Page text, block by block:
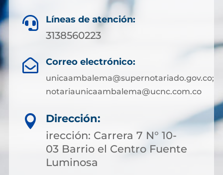
 Líneas de atención:
3138560223
 Correo electrónico:
unicaambalema@supernotariado.gov.co;
notariaunicaambalema@ucnc.com.co

Dirección:
irección: Carrera 7 N° 10-
03 Barrio el Centro Fuente
Luminosa